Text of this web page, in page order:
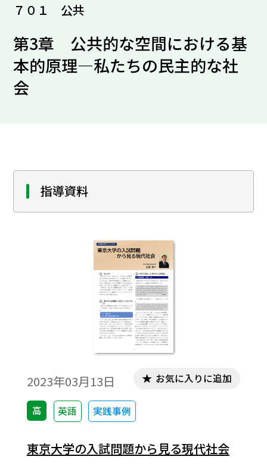
７０１ 公共
第3章 公共的な空間における基
本的原理―私たちの民主的な社
会
指導資料
2023年03月13日
高 英語 実践事例
お気に入りに追加
東京大学の入試問題から見る現代社会